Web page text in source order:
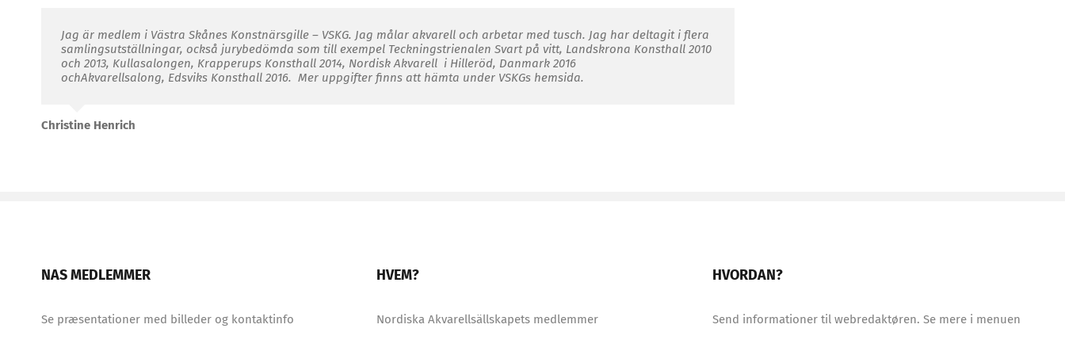
Jag är medlem i Västra Skånes Konstnärsgille –­ VSKG. Jag målar akvarell och arbetar med tusch. Jag har deltagit i flera
samlingsutställningar, också jurybedömda som till exempel Teckningstrienalen Svart på vitt, Landskrona Konsthall 2010
och 2013, Kullasalongen, Krapperups Konsthall 2014, Nordisk Akvarell i Hilleröd, Danmark 2016
ochAkvarellsalong, Edsviks Konsthall 2016. Mer uppgifter finns att hämta under VSKGs hemsida.
Christine Henrich
NAS MEDLEMMER
Se præsentationer med billeder og kontaktinfo
HVEM?
Nordiska Akvarellsällskapets medlemmer
HVORDAN?
Send informationer til webredaktøren. Se mere i menuen